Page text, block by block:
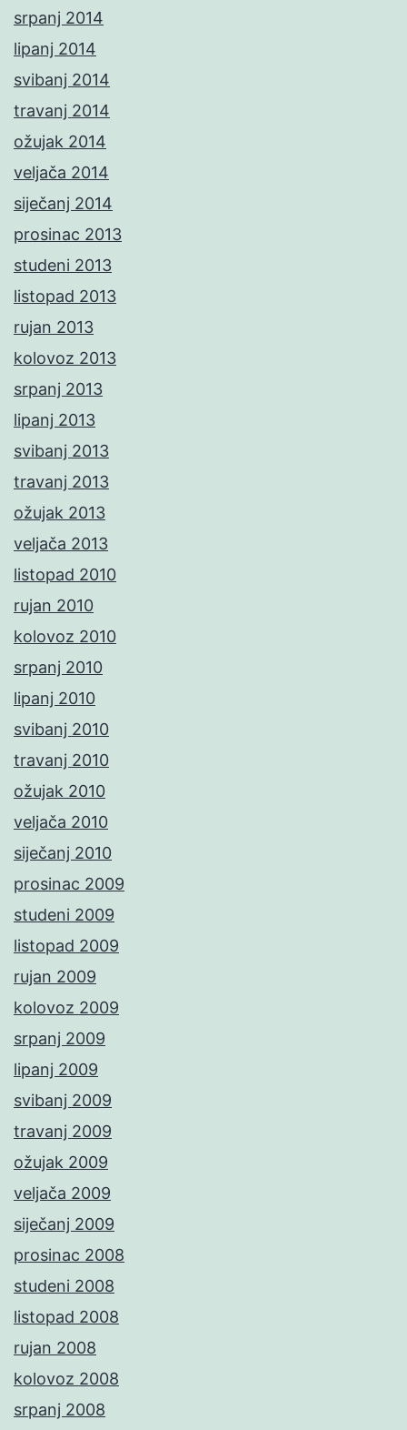
srpanj 2014
lipanj 2014
svibanj 2014
travanj 2014
ožujak 2014
veljača 2014
siječanj 2014
prosinac 2013
studeni 2013
listopad 2013
rujan 2013
kolovoz 2013
srpanj 2013
lipanj 2013
svibanj 2013
travanj 2013
ožujak 2013
veljača 2013
listopad 2010
rujan 2010
kolovoz 2010
srpanj 2010
lipanj 2010
svibanj 2010
travanj 2010
ožujak 2010
veljača 2010
siječanj 2010
prosinac 2009
studeni 2009
listopad 2009
rujan 2009
kolovoz 2009
srpanj 2009
lipanj 2009
svibanj 2009
travanj 2009
ožujak 2009
veljača 2009
siječanj 2009
prosinac 2008
studeni 2008
listopad 2008
rujan 2008
kolovoz 2008
srpanj 2008